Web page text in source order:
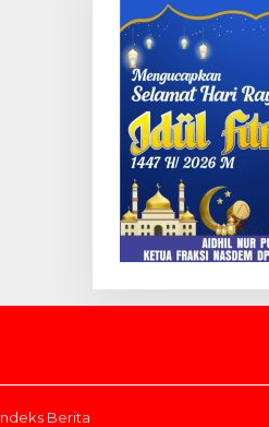
Berita